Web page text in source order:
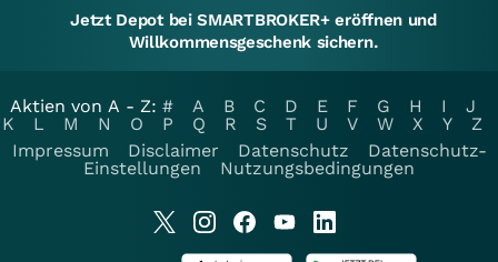
Jetzt Depot bei SMARTBROKER+ eröffnen und
Willkommensgeschenk sichern.
Aktien von A - Z: # A B C D E F G H I
J
K
L M N O P Q R S T U V W X Y
Z
Impressum
Disclaimer Datenschutz
Datenschutz-
Einstellungen
Nutzungsbedingungen